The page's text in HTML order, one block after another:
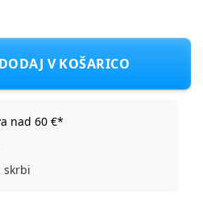
BATMAN F Modra UNI
DODAJ V KOŠARICO
nad 60 €*
skrbi